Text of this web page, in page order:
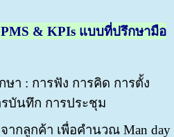
& KPIs แบบที่ปรึกษามือ
า : การฟัง การคิด การตั้ง
บันทึก การประชุม
กลูกค้า เพื่อคำนวณ Man day